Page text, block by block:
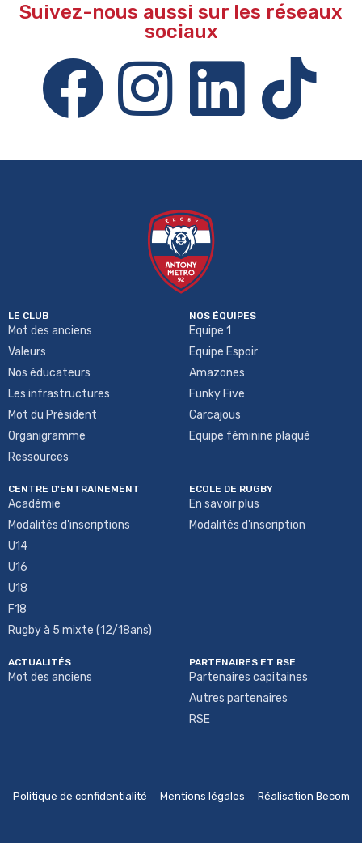
Suivez-nous aussi sur les réseaux
sociaux
LE CLUB
Mot des anciens
Valeurs
Nos éducateurs
Les infrastructures
Mot du Président
Organigramme
Ressources
NOS ÉQUIPES
Equipe 1
Equipe Espoir
Amazones
Funky Five
Carcajous
Equipe féminine plaqué
CENTRE D'ENTRAINEMENT
Académie
Modalités d'inscriptions
U14
U16
U18
F18
Rugby à 5 mixte (12/18ans)
ECOLE DE RUGBY
En savoir plus
Modalités d'inscription
ACTUALITÉS
Mot des anciens
PARTENAIRES ET RSE
Partenaires capitaines
Autres partenaires
RSE
Politique de confidentialité Mentions légales Réalisation Becom